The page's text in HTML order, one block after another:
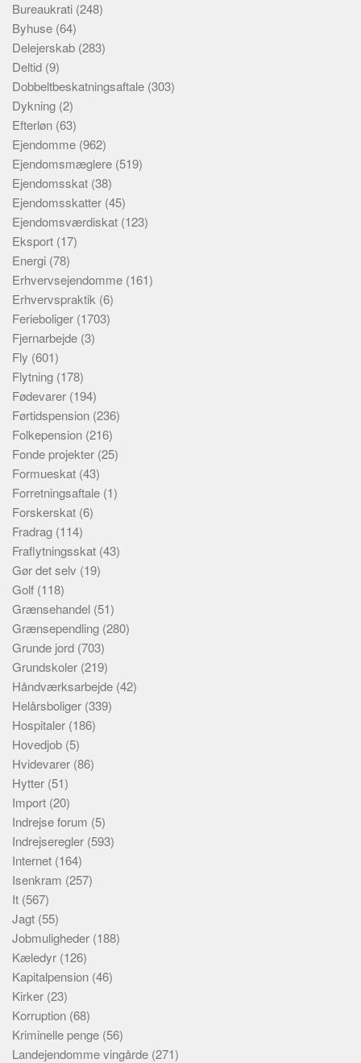
Bureaukrati (248)
Byhuse (64)
Delejerskab (283)
Deltid (9)
Dobbeltbeskatningsaftale (303)
Dykning (2)
Efterløn (63)
Ejendomme (962)
Ejendomsmæglere (519)
Ejendomsskat (38)
Ejendomsskatter (45)
Ejendomsværdiskat (123)
Eksport (17)
Energi (78)
Erhvervsejendomme (161)
Erhvervspraktik (6)
Ferieboliger (1703)
Fjernarbejde (3)
Fly (601)
Flytning (178)
Fødevarer (194)
Førtidspension (236)
Folkepension (216)
Fonde projekter (25)
Formueskat (43)
Forretningsaftale (1)
Forskerskat (6)
Fradrag (114)
Fraflytningsskat (43)
Gør det selv (19)
Golf (118)
Grænsehandel (51)
Grænsependling (280)
Grunde jord (703)
Grundskoler (219)
Håndværksarbejde (42)
Helårsboliger (339)
Hospitaler (186)
Hovedjob (5)
Hvidevarer (86)
Hytter (51)
Import (20)
Indrejse forum (5)
Indrejseregler (593)
Internet (164)
Isenkram (257)
It (567)
Jagt (55)
Jobmuligheder (188)
Kæledyr (126)
Kapitalpension (46)
Kirker (23)
Korruption (68)
Kriminelle penge (56)
Landejendomme vingårde (271)